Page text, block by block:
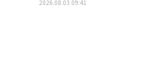
2026.08.03 09:41